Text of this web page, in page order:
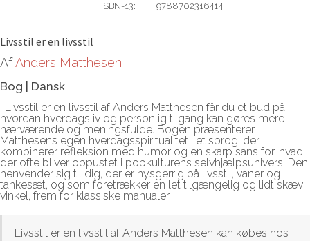
ISBN-13:
9788702316414
Livsstil er en livsstil
AfAnders Matthesen
Bog Dansk
I Livsstil er en livsstil af Anders Matthesen får du et bud på,
hvordan hverdagsliv og personlig tilgang kan gøres mere
nærværende og meningsfulde. Bogen præsenterer
Matthesens egen hverdagsspiritualitet i et sprog, der
kombinerer refleksion med humor og en skarp sans for, hvad
der ofte bliver oppustet i popkulturens selvhjælpsunivers. Den
henvender sig til dig, der er nysgerrig på livsstil, vaner og
tankesæt, og som foretrækker en let tilgængelig og lidt skæv
vinkel, frem for klassiske manualer.
Livsstil er en livsstil af Anders Matthesen kan købes hos